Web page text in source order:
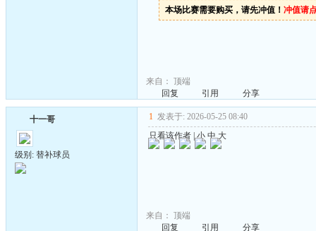
本场比赛需要购买，请先冲值！ 冲值请
来自： 顶端
回复
引用 分享
十一哥
级别: 替补球员
1 发表于: 2026-05-25 08:40
只看该作者 |小 中 大
来自： 顶端
回复
引用 分享